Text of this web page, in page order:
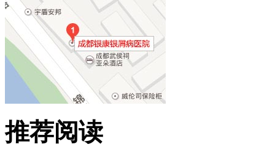
推荐阅读